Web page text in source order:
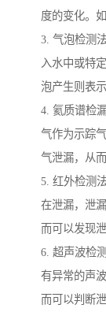
度的变化。
3. 气泡检测
入水中或特
泡产生则表
4. 氦质谱检
气作为示踪
气泄漏，从
5. 红外检测
在泄漏，泄
而可以发现泄
6. 超声波检
有异常的声
而可以判断